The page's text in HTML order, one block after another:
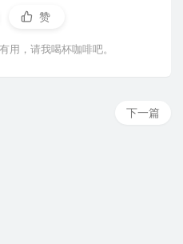
赞
用，请我喝杯咖啡吧。
下一篇